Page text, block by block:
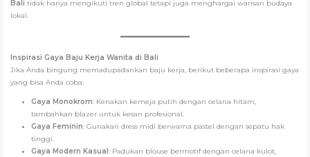
Bali tidak hanya mengikuti tren global tetapi juga menghargai warisan budaya
lokal.
Inspirasi Gaya Baju Kerja Wanita di Bali
Jika Anda bingung memadupadankan baju kerja, berikut beberapa inspirasi gaya
yang bisa Anda coba:
Gaya Monokrom: Kenakan kemeja putih dengan celana hitam,
tambahkan blazer untuk kesan profesional.
Gaya Feminin: Gunakan dress midi berwarna pastel dengan sepatu hak
tinggi.
Gaya Modern Kasual: Padukan blouse bermotif dengan celana kulot,